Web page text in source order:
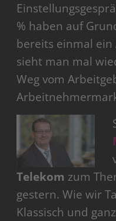
% haben auf
bereits einmal ein
sieht man mal
Weg vom
Telekom zum
gestern. Wie wir
Klassisch und